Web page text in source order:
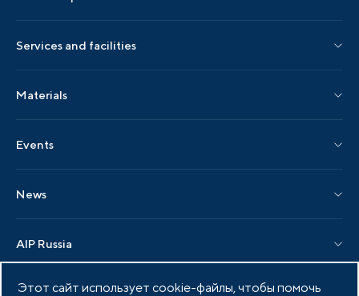
Parks by region
Services and facilities
Localization services
Materials
Events
Industry events
News
Industry news
AIP Russia
Governing bodies
Этот сайт использует cookie-файлы, чтобы помочь